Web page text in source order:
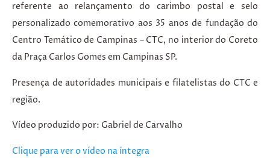
referente ao relançamento do carimbo postal e selo
personalizado comemorativo aos 35 anos de fundação do
Centro Temático de Campinas – CTC, no interior do Coreto
da Praça Carlos Gomes em Campinas SP.
Presença de autoridades municipais e filatelistas do CTC e
região.
Vídeo produzido por: Gabriel de Carvalho
Clique para ver o vídeo na íntegra